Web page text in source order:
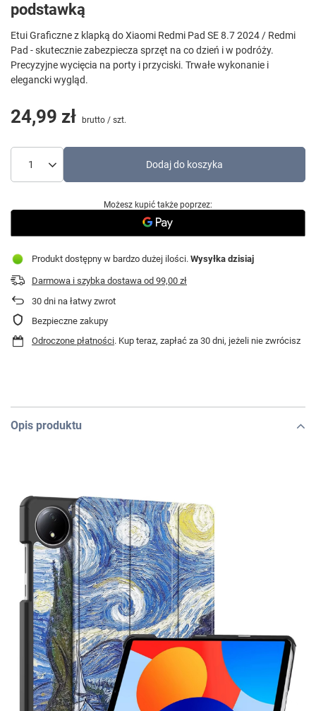
podstawką
Etui Graficzne z klapką do Xiaomi Redmi Pad SE 8.7 2024 / Redmi
Pad - skutecznie zabezpiecza sprzęt na co dzień i w podróży.
Precyzyjne wycięcia na porty i przyciski. Trwałe wykonanie i
elegancki wygląd.
24,99 zł brutto / szt.
Dodaj do koszyka
Możesz kupić także poprzez:
Produkt dostępny w bardzo dużej ilości Wysyłka dzisiaj
Darmowa i szybka dostawa od 99,00 zł
30 dni na łatwy zwrot
Bezpieczne zakupy
Odroczone płatności. Kup teraz, zapłać za 30 dni, jeżeli nie zwrócisz
Opis produktu